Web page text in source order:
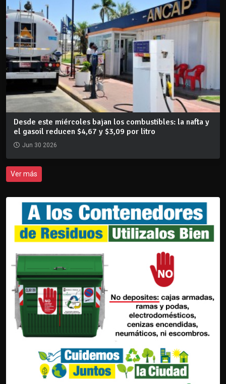
Desde este miércoles bajan los combustibles: la nafta y
el gasoil reducen $4,67 y $3,09 por litro
Jun 30 2026
Ver más